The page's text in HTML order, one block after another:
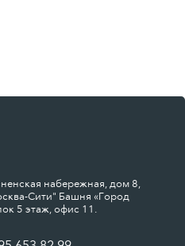
набережная, дом 8,
Сити" Башня «Город
5 этаж, офис 11.